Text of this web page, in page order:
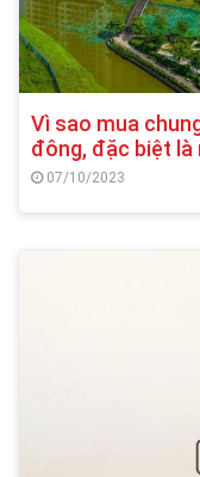
Vì sao mua
đông, đặc biệt là
07/10/2023